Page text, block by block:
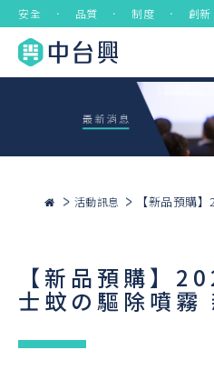
安全 ． 品質 ． 制度 ． 創新
活動訊息
【新品預購
【新品預購】
士蚊の驅除噴霧